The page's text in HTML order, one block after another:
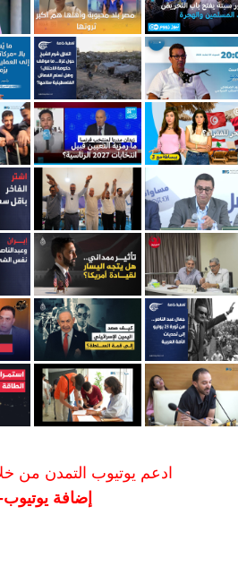
ادعم يوتيوب التمدن من
إضافة